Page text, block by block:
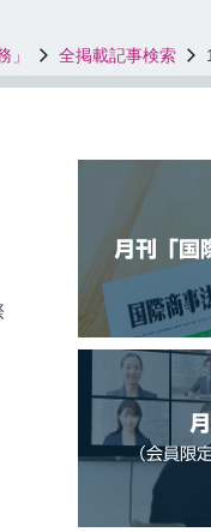
」 全掲載記事検索
月刊「国
（会員限